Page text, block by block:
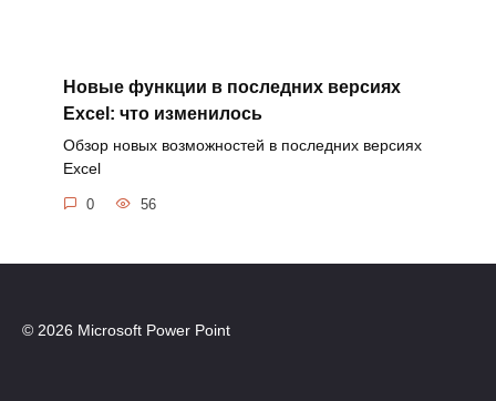
Новые функции в последних версиях
Excel: что изменилось
Обзор новых возможностей в последних версиях
Excel
0 56
© 2026 Microsoft Power Point